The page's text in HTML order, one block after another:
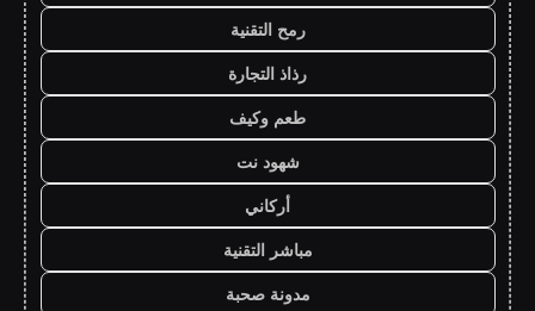
رمح التقنية
رذاذ التجارة
طعم وكيف
شهود نت
أركاني
مباشر التقنية
مدونة صحبة